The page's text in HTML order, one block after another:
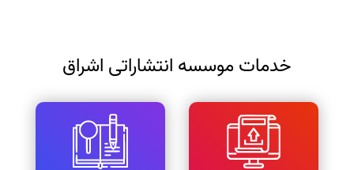
خدمات موسسه انتشاراتی اشراق